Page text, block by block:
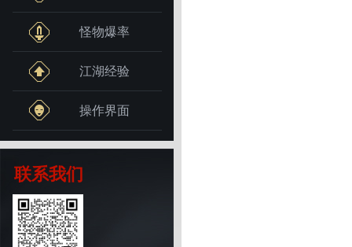
怪物爆率
江湖经验
操作界面
联系我们